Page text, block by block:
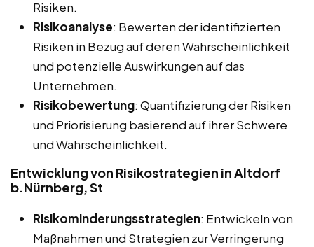
Risiken.
Risikoanalyse: Bewerten der identifizierten
Risiken in Bezug auf deren Wahrscheinlichkeit
und potenzielle Auswirkungen auf das
Unternehmen.
Risikobewertung: Quantifizierung der Risiken
und Priorisierung basierend auf ihrer Schwere
und Wahrscheinlichkeit.
Entwicklung von Risikostrategien in Altdorf
b.Nürnberg, St
Risikominderungsstrategien: Entwickeln von
Maßnahmen und Strategien zur Verringerung